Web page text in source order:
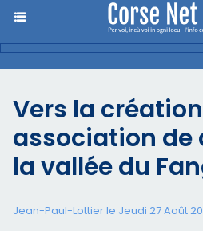
Vers la
association de
la vallée du
Jean-Paul-Lottier le Jeudi 27 Août